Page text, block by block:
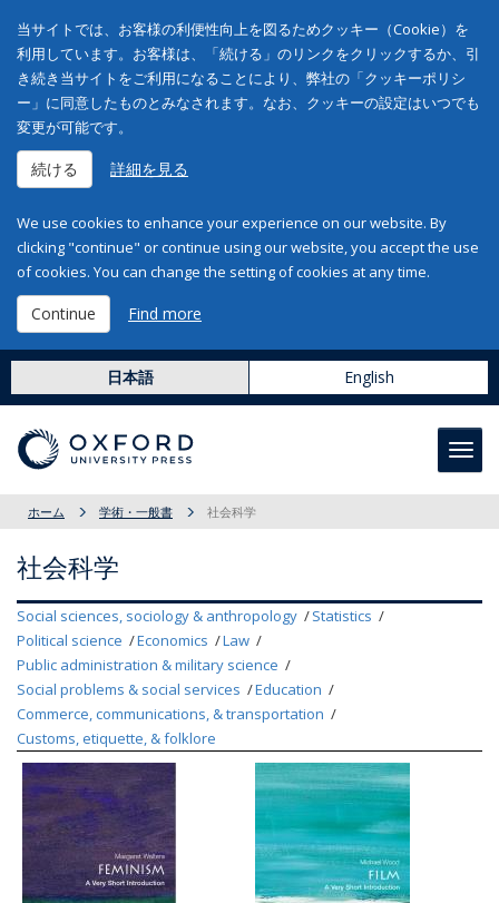
当サイトでは、お客様の利便性向上を図るためクッキー（Cookie）を
利用しています。お客様は、「続ける」のリンクをクリックするか、引
き続き当サイトをご利用になることにより、弊社の「クッキーポリシ
ー」に同意したものとみなされます。なお、クッキーの設定はいつでも
変更が可能です。
続ける 詳細を見る
We use cookies to enhance your experience on our website. By
clicking "continue" or continue using our website, you accept the use
of cookies. You can change the setting of cookies at any time.
Continue Find more
日本語 English
ホーム 学術・一般書 社会科学
社会科学
Social sciences, sociology & anthropology
Statistics
Political science
Economics
Law
Public administration & military science
Social problems & social services
Education
Commerce, communications, & transportation
Customs, etiquette, & folklore